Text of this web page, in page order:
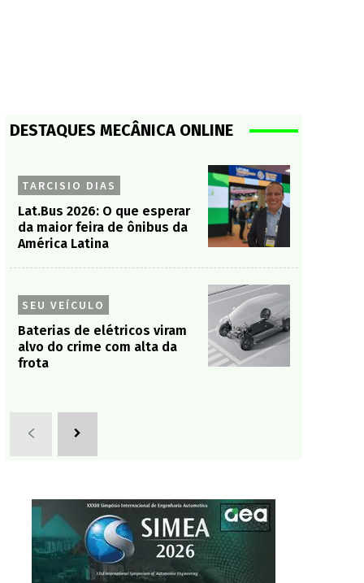
DESTAQUES MECÂNICA ONLINE
TARCISIO DIAS
Lat.Bus 2026: O que esperar
da maior feira de ônibus da
América Latina
SEU VEÍCULO
Baterias de elétricos viram
alvo do crime com alta da
frota